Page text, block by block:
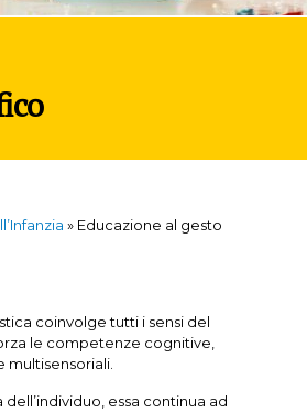
» Educazione al gesto
coinvolge tutti i sensi del
le competenze cognitive,
multisensoriali.
essa continua ad